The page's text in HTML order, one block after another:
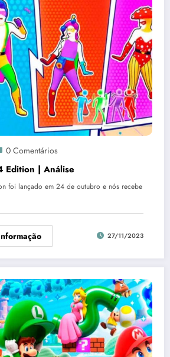
0 Comentários
Edition | Análise
foi lançado em 24 de outubro e nós recebe
27/11/2023